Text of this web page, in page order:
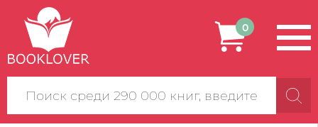
Поиск
по
0